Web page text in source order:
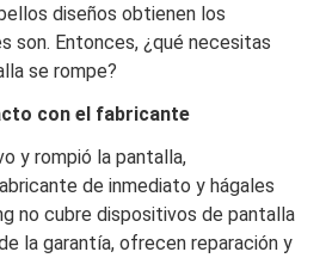
diseños obtienen los
son. Entonces, ¿qué necesitas
se rompe?
con el fabricante
y rompió la pantalla,
de inmediato y hágales
no cubre dispositivos de pantalla
la garantía, ofrecen reparación y